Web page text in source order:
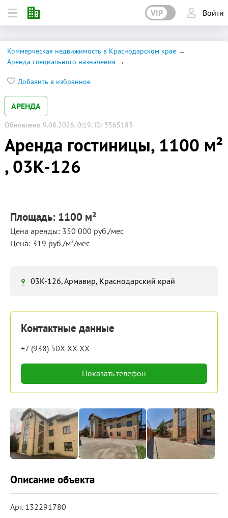
VIP Войти
Коммерческая недвижимость в Краснодарском крае
Аренда специального назначения
Добавить в избранное
АРЕНДА
Обновлено 9.08.2026, 0:19, ID: 3565183
Аренда гостиницы, 1100 м²
, 03К-126
Площадь: 1100 м²
Цена аренды: 350 000 руб./мес
Цена: 319 руб./м²/мес
03К-126, Армавир, Краснодарский край
Контактные данные
+7 (938) 50X-XX-XX
Показать телефон
Описание объекта
Арт. 132291780